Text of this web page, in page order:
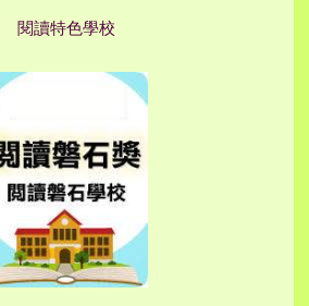
閱讀特色學校